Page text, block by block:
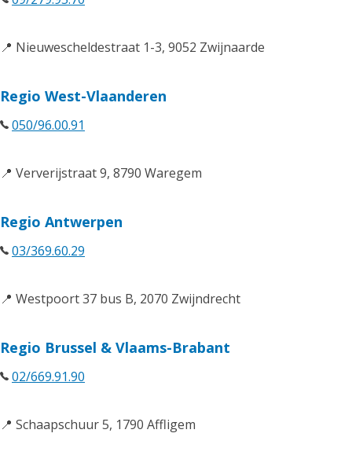
📍 Nieuwescheldestraat 1-3, 9052 Zwijnaarde
Regio West-Vlaanderen
050/96.00.91
📍 Ververijstraat 9, 8790 Waregem
Regio Antwerpen
03/369.60.29
📍 Westpoort 37 bus B, 2070 Zwijndrecht
Regio Brussel & Vlaams-Brabant
02/669.91.90
📍 Schaapschuur 5, 1790 Affligem